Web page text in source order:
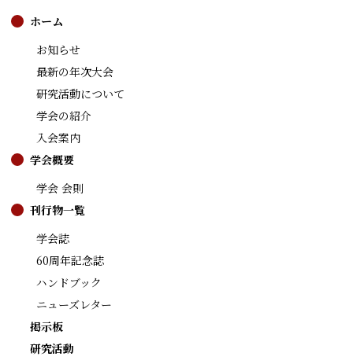
ホーム
お知らせ
最新の年次大会
研究活動について
学会の紹介
入会案内
学会概要
学会 会則
刊行物一覧
学会誌
60周年記念誌
ハンドブック
ニューズレター
掲示板
研究活動